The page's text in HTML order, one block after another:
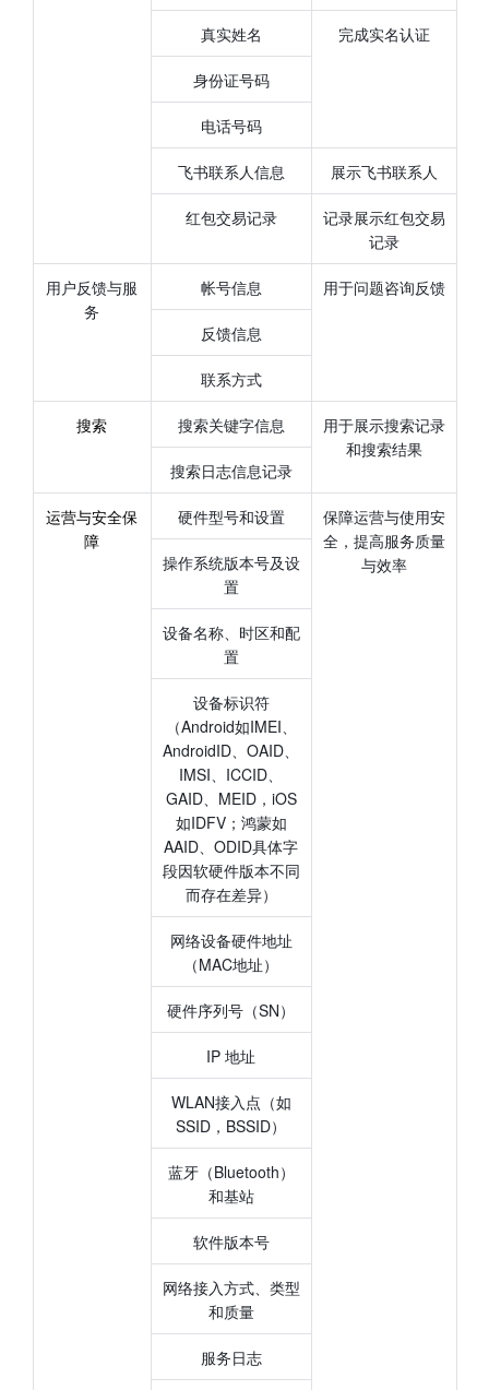
真实姓名 完成实名认证
身份证号码
电话号码
飞书联系人信息 展示飞书联系人
红包交易记录
记录展示红包交易
记录
用户反馈与服
务
帐号信息 用于问题咨询反馈
反馈信息
联系方式
搜索 搜索关键字信息
用于展示搜索记录
和搜索结果
搜索日志信息记录
运营与安全保
障
硬件型号和设置
保障运营与使用安
全，提高服务质量
与效率
操作系统版本号及设
置
设备名称、时区和配
置
设备标识符
（Android如IMEI、
AndroidID、OAID、
IMSI、ICCID、
GAID、MEID，iOS
如IDFV；鸿蒙如
AAID、ODID具体字
段因软硬件版本不同
而存在差异）
网络设备硬件地址
（MAC地址）
硬件序列号（SN）
IP 地址
WLAN接入点（如
SSID，BSSID）
蓝牙（Bluetooth）
和基站
软件版本号
网络接入方式、类型
和质量
服务日志